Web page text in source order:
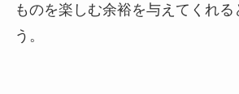
ものを楽しむ余裕を与えてくれる
う。